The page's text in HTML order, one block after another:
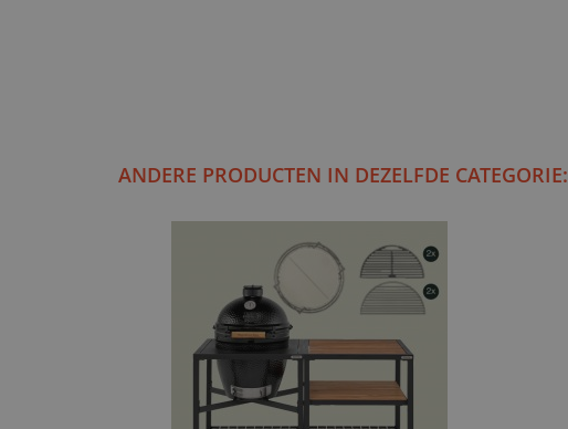
ANDERE PRODUCTEN IN DEZELFDE CATEGORIE: